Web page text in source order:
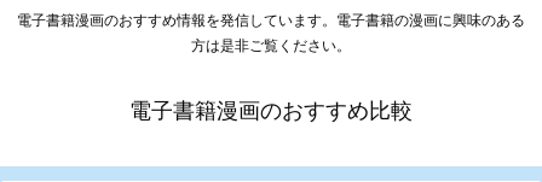
電子書籍漫画のおすすめ情報を発信しています。電子書籍の漫画に興味のある
方は是非ご覧ください。
電子書籍漫画のおすすめ比較